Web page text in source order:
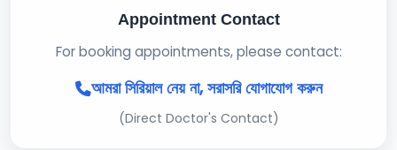
Appointment Contact
For booking appointments, please contact:
আমরা সিরিয়াল নেয় না, সরাসরি যোগাযোগ করুন
(Direct Doctor's Contact)